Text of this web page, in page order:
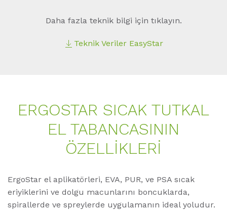
Daha fazla teknik bilgi için tıklayın.
Teknik Veriler EasyStar
ERGOSTAR SICAK TUTKAL
EL TABANCASININ
ÖZELLIKLERI
ErgoStar el aplikatörleri, EVA, PUR, ve PSA sıcak
eriyiklerini ve dolgu macunlarını boncuklarda,
spirallerde ve spreylerde uygulamanın ideal yoludur.